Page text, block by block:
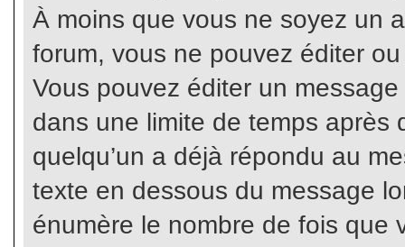
À moins que vous ne soyez un
forum, vous ne pouvez éditer
Vous pouvez éditer un
dans une limite de temps après
quelqu’un a déjà répondu au
texte en dessous du message
énumère le nombre de fois que